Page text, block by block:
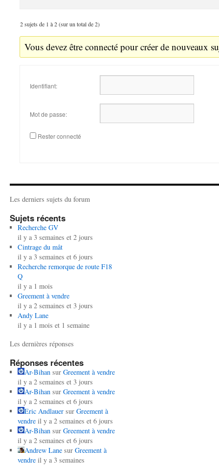
2 sujets de 1 à 2 (sur un total de 2)
Vous devez être connecté pour créer de nouveaux
Identifiant:
Mot de passe:
Rester connecté
Les derniers sujets du forum
Sujets récents
Recherche GV
il y a 3 semaines et 2 jours
Cintrage du mât
il y a 3 semaines et 6 jours
Recherche remorque de route F18
Q
il y a 1 mois
Greement à vendre
il y a 2 semaines et 3 jours
Andy Lane
il y a 1 mois et 1 semaine
Les dernières réponses
Réponses récentes
Ar-Bihansur Greement à vendre
il y a 2 semaines et 3 jours
Ar-Bihansur Greement à vendre
il y a 2 semaines et 6 jours
Eric Andlauersur Greement à
vendre il y a 2 semaines et 6 jours
Ar-Bihansur Greement à vendre
il y a 2 semaines et 6 jours
Andrew Lanesur Greement à
vendre il y a 3 semaines